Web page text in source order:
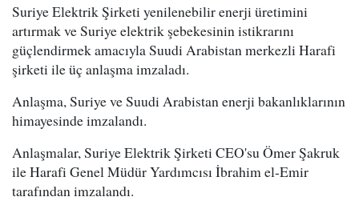
Suriye Elektrik Şirketi yenilenebilir enerji üretimini
artırmak ve Suriye elektrik şebekesinin istikrarını
güçlendirmek amacıyla Suudi Arabistan merkezli Harafi
şirketi ile üç anlaşma imzaladı.
Anlaşma, Suriye ve Suudi Arabistan enerji bakanlıklarının
himayesinde imzalandı.
Anlaşmalar, Suriye Elektrik Şirketi CEO'su Ömer Şakruk
ile Harafi Genel Müdür Yardımcısı İbrahim el-Emir
tarafından imzalandı.